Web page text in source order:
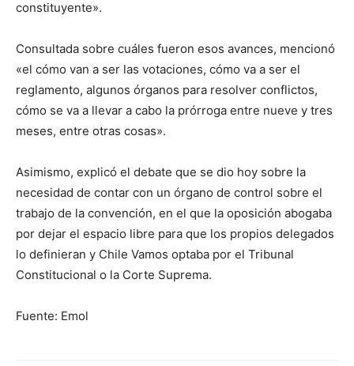
constituyente».
Consultada sobre cuáles fueron esos avances, mencionó
«el cómo van a ser las votaciones, cómo va a ser el
reglamento, algunos órganos para resolver conflictos,
cómo se va a llevar a cabo la prórroga entre nueve y tres
meses, entre otras cosas».
Asimismo, explicó el debate que se dio hoy sobre la
necesidad de contar con un órgano de control sobre el
trabajo de la convención, en el que la oposición abogaba
por dejar el espacio libre para que los propios delegados
lo definieran y Chile Vamos optaba por el Tribunal
Constitucional o la Corte Suprema.
Fuente: Emol